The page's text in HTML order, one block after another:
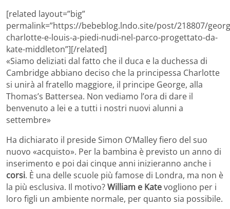
[related layout=”big”
permalink=”https://bebeblog.lndo.site/post/218807/
charlotte-e-louis-a-piedi-nudi-nel-parco-progettato-da-
kate-middleton”][/related]
«Siamo deliziati dal fatto che il duca e la duchessa di
Cambridge abbiano deciso che la principessa Charlotte
si unirà al fratello maggiore, il principe George, alla
Thomas’s Battersea. Non vediamo l’ora di dare il
benvenuto a lei e a tutti i nostri nuovi alunni a
settembre»
Ha dichiarato il preside Simon O’Malley fiero del suo
nuovo «acquisto». Per la bambina è previsto un anno di
inserimento e poi dai cinque anni inizieranno anche i
corsi. È una delle scuole più famose di Londra, ma non è
la più esclusiva. Il motivo?William e Katevogliono per i
loro figli un ambiente normale, per quanto sia possibile.